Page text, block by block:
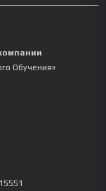
Обучения»